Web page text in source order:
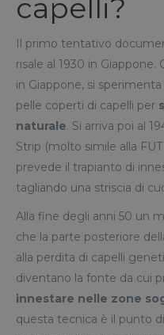
capelli?
Il primo tentativo
risale al 1930 in
in Giappone, si sperimenta
pelle coperti di capelli per
naturale. Si arriva poi al
Strip (molto simile alla
prevede il trapianto di
tagliando una striscia di
Alla fine degli anni 50 un
che la parte posteriore
alla perdita di capelli
diventano la fonte da cui
innestare nelle zone
questa tecnica è il punto